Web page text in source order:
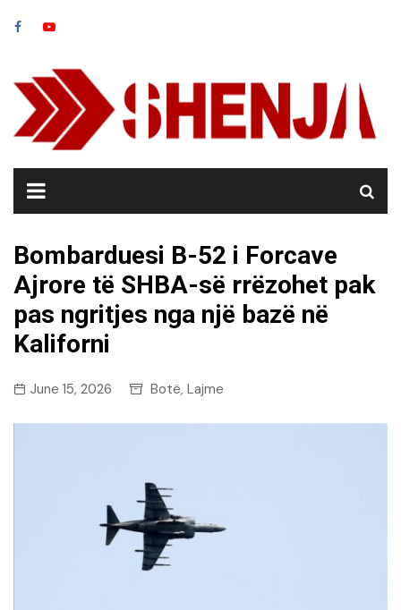
Bombarduesi B-52 i Forcave
Ajrore të SHBA-së rrëzohet pak
pas ngritjes nga një bazë në
Kaliforni
June 15, 2026 Botë, Lajme